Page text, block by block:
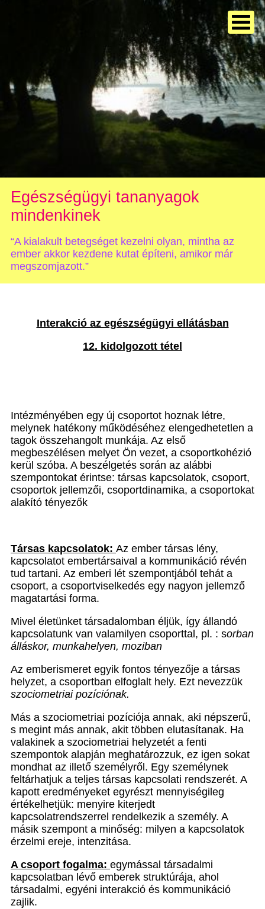
Egészségügyi tananyagok
mindenkinek
“A kialakult betegséget kezelni olyan, mintha az
ember akkor kezdene kutat építeni, amikor már
megszomjazott.”
Interakció az egészségügyi ellátásban
12. kidolgozott tétel
Intézményében egy új csoportot hoznak létre,
melynek hatékony működéséhez elengedhetetlen a
tagok összehangolt munkája. Az első
megbeszélésen melyet Ön vezet, a csoportkohézió
kerül szóba. A beszélgetés során az alábbi
szempontokat érintse: társas kapcsolatok, csoport,
csoportok jellemzői, csoportdinamika, a csoportokat
alakító tényezők
Társas kapcsolatok: Az ember társas lény,
kapcsolatot embertársaival a kommunikáció révén
tud tartani. Az emberi lét szempontjából tehát a
csoport, a csoportviselkedés egy nagyon jellemző
magatartási forma.
Mivel életünket társadalomban éljük, így állandó
kapcsolatunk van valamilyen csoporttal, pl. : sorban
álláskor, munkahelyen, moziban
Az emberismeret egyik fontos tényezője a társas
helyzet, a csoportban elfoglalt hely. Ezt nevezzük
szociometriai pozíciónak.
Más a szociometriai pozíciója annak, aki népszerű,
s megint más annak, akit többen elutasítanak. Ha
valakinek a szociometriai helyzetét a fenti
szempontok alapján meghatározzuk, ez igen sokat
mondhat az illető személyről. Egy személynek
feltárhatjuk a teljes társas kapcsolati rendszerét. A
kapott eredményeket egyrészt mennyiségileg
értékelhetjük: menyire kiterjedt
kapcsolatrendszerrel rendelkezik a személy. A
másik szempont a minőség: milyen a kapcsolatok
érzelmi ereje, intenzitása.
A csoport fogalma: egymással társadalmi
kapcsolatban lévő emberek struktúrája, ahol
társadalmi, egyéni interakció és kommunikáció
zajlik.